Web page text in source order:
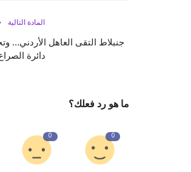
المادة التالية
جنبلاط التقى العاهل الأردني…
دائرة
ما هو رد فعلك؟
0
0